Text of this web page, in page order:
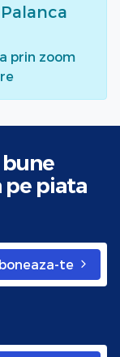
prin zoom
pe piata
te